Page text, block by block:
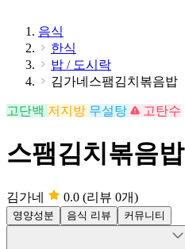
음식
한식
밥 / 도시락
김가네스팸김치볶음밥
고단백 저지방 무설탕 고탄수
스팸김치볶음밥
김가네 0.0 (리뷰 0개)
영양성분 음식 리뷰 커뮤니티